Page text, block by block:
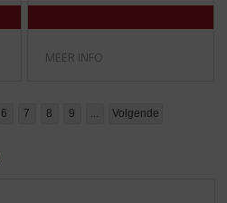
MEER INFO
6 7 8 9 ... Volgende